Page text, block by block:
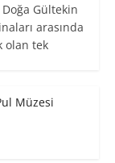
Gültekin
arasında
olan tek
Müzesi